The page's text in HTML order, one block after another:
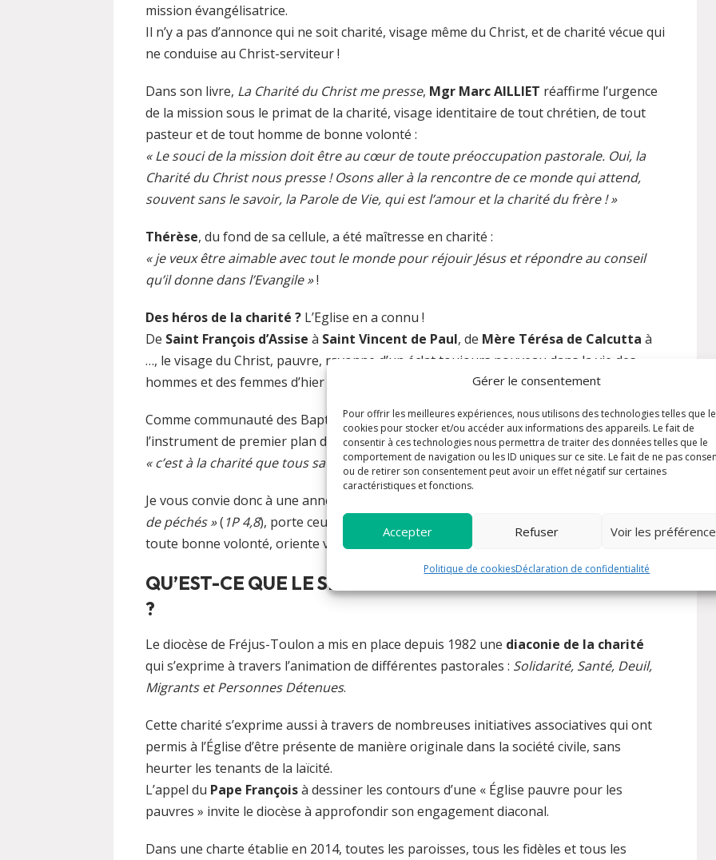
Gérer le consentement
Pour offrir les meilleures expériences, nous utilisons des technologies telles que
cookies pour stocker et/ou accéder aux informations des appareils. Le fait de
consentir à ces technologies nous permettra de traiter des données telles que le
comportement de navigation ou les ID uniques sur ce site. Le fait de ne pas
ou de retirer son consentement peut avoir un effet négatif sur certaines
caractéristiques et fonctions.
Accepter Refuser Voir les
Politique de cookiesDéclaration de confidentialité
mission évangélisatrice.
Il n’y a pas d’annonce qui ne soit charité, visage même du Christ, et de charité vécue qui
ne conduise au Christ-serviteur !
Dans son livre, La Charité du Christ me presse, Mgr Marc AILLIET réaffirme l’urgence
de la mission sous le primat de la charité, visage identitaire de tout chrétien, de tout
pasteur et de tout homme de bonne volonté :
« Le souci de la mission doit être au cœur de toute préoccupation pastorale. Oui, la
Charité du Christ nous presse ! Osons aller à la rencontre de ce monde qui attend,
souvent sans le savoir, la Parole de Vie, qui est l’amour et la charité du frère ! »
Thérèse, du fond de sa cellule, a été maîtresse en charité :
« je veux être aimable avec tout le monde pour réjouir Jésus et répondre au conseil
qu’il donne dans l’Evangile »!
Des héros de la charité ? L’Eglise en a connu !
De Saint François d’Assise à Saint Vincent de Paul, de Mère Térésa de Calcutta à
…, le visage du Christ, pauvre, rayonne d’un éclat toujours nouveau dans la vie des
hommes et des femmes d’hier et d’aujourd’hui.
Comme communauté des Baptisés, la paroisse est le point d’ancrage de la charité,
l’instrument de premier plan de diffuseur de l’esprit du service :
« c’est à la charité que tous sauront que vous êtes mes disciples »(Jn 13, 35).
Je vous convie donc à une année de grâce parce que la charité
de péchés »( 1P 4,8), porte ceux qui peinent à avancer sur le chemin de la vie, stimule
toute bonne volonté, oriente vers le Christ…
QU’EST-CE QUE LE SERVICE DIOCÉSAIN DE LA DIACONIE
?
Le diocèse de Fréjus-Toulon a mis en place depuis 1982 une diaconie de la charité
qui s’exprime à travers l’animation de différentes pastorales : Solidarité, Santé, Deuil,
Migrants et Personnes Détenues.
Cette charité s’exprime aussi à travers de nombreuses initiatives associatives qui ont
permis à l’Église d’être présente de manière originale dans la société civile, sans
heurter les tenants de la laïcité.
L’appel du Pape Françoisà dessiner les contours d’une « Église pauvre pour les
pauvres » invite le diocèse à approfondir son engagement diaconal.
Dans une charte établie en 2014, toutes les paroisses, tous les fidèles et tous les